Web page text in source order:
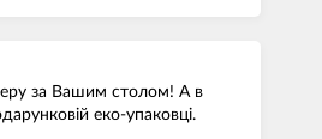
за Вашим столом! А в
еко-упаковці.